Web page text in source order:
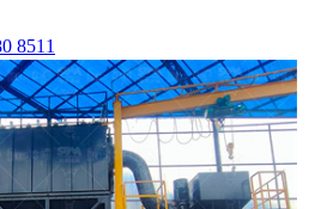
8511